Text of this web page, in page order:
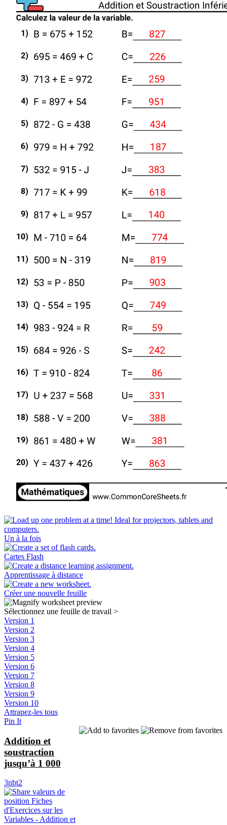
Un à la fois
Cartes Flash
Apprentissage à distance
Créer une nouvelle feuille
Sélectionnez une feuille de travail >
Version 1
Version 2
Version 3
Version 4
Version 5
Version 6
Version 7
Version 8
Version 9
Version 10
Attrapez-les tous
Pin It
Addition et
soustraction
jusqu’à 1 000
3nbt2